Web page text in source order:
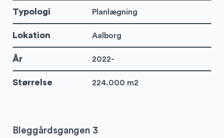
Typologi Planlægning
Lokation Aalborg
År 2022-
Størrelse 224.000 m2
Bleggårdsgangen 3